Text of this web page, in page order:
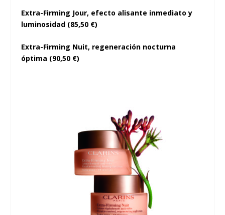
Extra-Firming Jour, efecto alisante inmediato y
luminosidad (85,50 €)
Extra-Firming Nuit, regeneración nocturna
óptima (90,50 €)